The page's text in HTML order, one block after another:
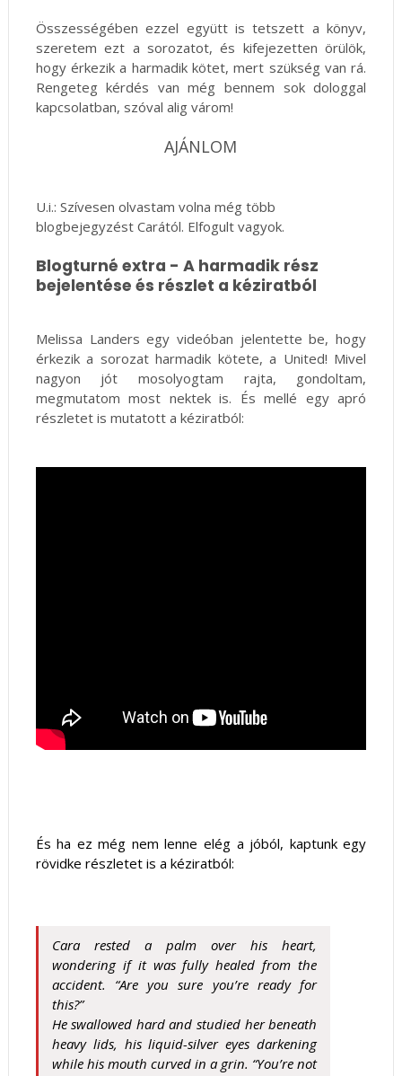
Összességében ezzel együtt is tetszett a könyv,
szeretem ezt a sorozatot, és kifejezetten örülök,
hogy érkezik a harmadik kötet, mert szükség van rá.
Rengeteg kérdés van még bennem sok dologgal
kapcsolatban, szóval alig várom!
AJÁNLOM
U.i.: Szívesen olvastam volna még több
blogbejegyzést Carától. Elfogult vagyok.
Blogturné extra - A harmadik rész
bejelentése és részlet a kéziratból
Melissa Landers egy videóban jelentette be, hogy
érkezik a sorozat harmadik kötete, a United! Mivel
nagyon jót mosolyogtam rajta, gondoltam,
megmutatom most nektek is. És mellé egy apró
részletet is mutatott a kéziratból:
És ha ez még nem lenne elég a jóból, kaptunk egy
rövidke részletet is a kéziratból:
Cara rested a palm over his heart,
wondering if it was fully healed from the
accident. “Are you sure you’re ready for
this?”
He swallowed hard and studied her beneath
heavy lids, his liquid-silver eyes darkening
while his mouth curved in a grin. “You’re not